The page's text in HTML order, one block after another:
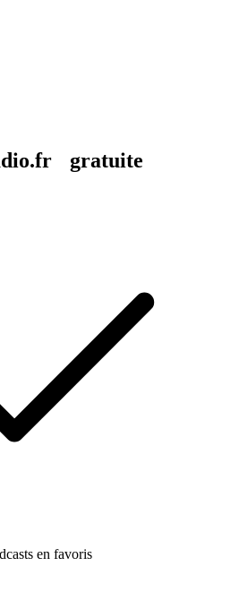
gratuite
en favoris